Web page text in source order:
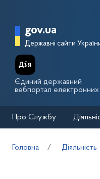
Головна
gov.ua
Державні сайти
Єдиний державний
вебпортал електронних
Про Службу
Головна Діяльність